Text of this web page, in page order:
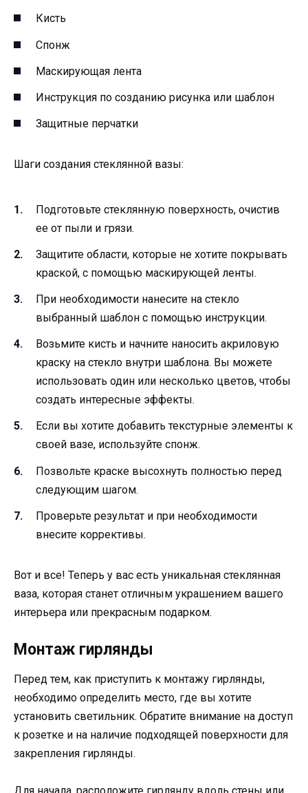
Кисть
Спонж
Маскирующая лента
Инструкция по созданию рисунка или шаблон
Защитные перчатки
Шаги создания стеклянной вазы:
Подготовьте стеклянную поверхность, очистив
ее от пыли и грязи.
Защитите области, которые не хотите покрывать
краской, с помощью маскирующей ленты.
При необходимости нанесите на стекло
выбранный шаблон с помощью инструкции.
Возьмите кисть и начните наносить акриловую
краску на стекло внутри шаблона. Вы можете
использовать один или несколько цветов, чтобы
создать интересные эффекты.
Если вы хотите добавить текстурные элементы к
своей вазе, используйте спонж.
Позвольте краске высохнуть полностью перед
следующим шагом.
Проверьте результат и при необходимости
внесите коррективы.
Вот и все! Теперь у вас есть уникальная стеклянная
ваза, которая станет отличным украшением вашего
интерьера или прекрасным подарком.
Монтаж гирлянды
Перед тем, как приступить к монтажу гирлянды,
необходимо определить место, где вы хотите
установить светильник. Обратите внимание на доступ
к розетке и на наличие подходящей поверхности для
закрепления гирлянды.